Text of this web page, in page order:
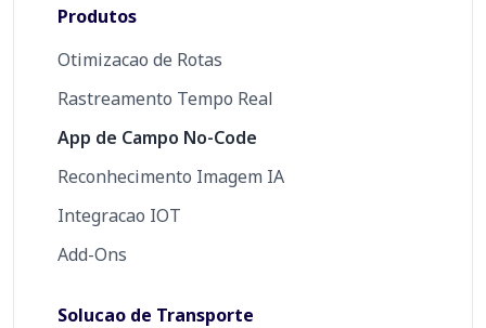
Produtos
Otimizacao de Rotas
Rastreamento Tempo Real
App de Campo No-Code
Reconhecimento Imagem IA
Integracao IOT
Add-Ons
Solucao de Transporte